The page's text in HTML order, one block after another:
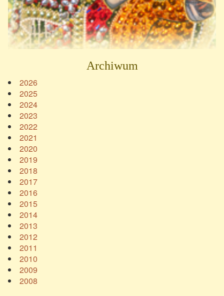
Archiwum
2026
2025
2024
2023
2022
2021
2020
2019
2018
2017
2016
2015
2014
2013
2012
2011
2010
2009
2008